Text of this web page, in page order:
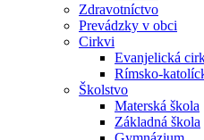
Zdravotníctvo
Prevádzky v obci
Cirkvi
Evanjelická
Rímsko-
Školstvo
Materská škola
Základná škola